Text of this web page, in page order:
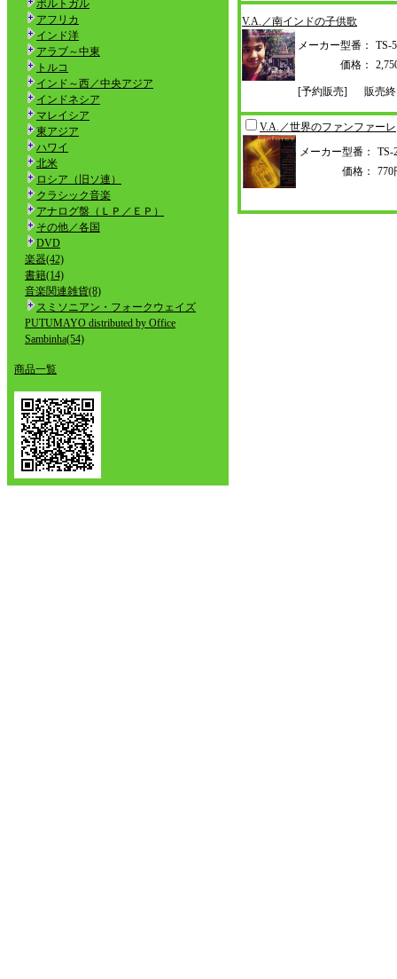
ポルトガル
アフリカ
インド洋
アラブ～中東
トルコ
インド～西／中央アジア
インドネシア
マレイシア
東アジア
ハワイ
北米
ロシア（旧ソ連）
クラシック音楽
アナログ盤（ＬＰ／ＥＰ）
その他／各国
DVD
楽器(42)
書籍(14)
音楽関連雑貨(8)
スミソニアン・フォークウェイズ
PUTUMAYO distributed by Office
Sambinha(54)
商品一覧
V.A.／南インドの子供歌
メーカー型番：
TS-
価格：
[予約販売] 販売
V.A.／世界のファンファーレ
メーカー型番：
TS-
価格：
770